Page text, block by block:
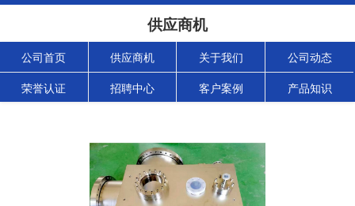
供应商机
公司首页 供应商机 关于我们 公司动态
荣誉认证 招聘中心 客户案例 产品知识